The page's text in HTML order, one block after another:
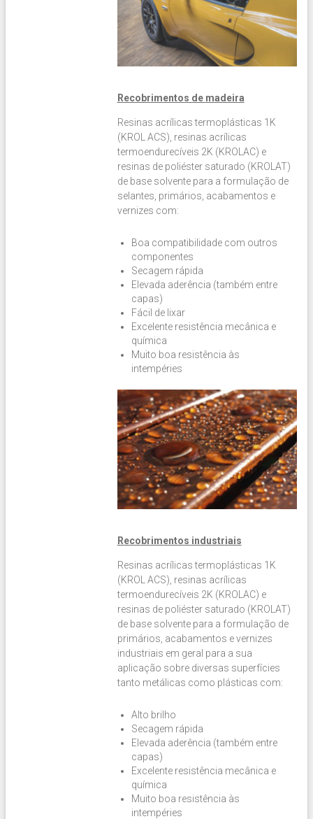
Recobrimentos de madeira
Resinas acrílicas termoplásticas 1K
(KROL ACS), resinas acrílicas
termoendurecíveis 2K (KROLAC) e
resinas de poliéster saturado (KROLAT)
de base solvente para a formulação de
selantes, primários, acabamentos e
vernizes com:
Boa compatibilidade com outros
componentes
Secagem rápida
Elevada aderência (também entre
capas)
Fácil de lixar
Excelente resistência mecânica e
química
Muito boa resistência às
intempéries
Recobrimentos industriais
Resinas acrílicas termoplásticas 1K
(KROL ACS), resinas acrílicas
termoendurecíveis 2K (KROLAC) e
resinas de poliéster saturado (KROLAT)
de base solvente para a formulação de
primários, acabamentos e vernizes
industriais em geral para a sua
aplicação sobre diversas superfícies
tanto metálicas como plásticas com:
Alto brilho
Secagem rápida
Elevada aderência (também entre
capas)
Excelente resistência mecânica e
química
Muito boa resistência às
intempéries